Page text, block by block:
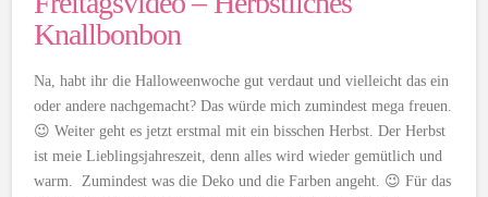
Knallbonbon
Na, habt ihr die Halloweenwoche gut verdaut und vielleicht das ein
oder andere nachgemacht? Das würde mich zumindest mega freuen.
😉 Weiter geht es jetzt erstmal mit ein bisschen Herbst. Der Herbst
ist meie Lieblingsjahreszeit, denn alles wird wieder gemütlich und
warm. Zumindest was die Deko und die Farben angeht. 😉 Für das